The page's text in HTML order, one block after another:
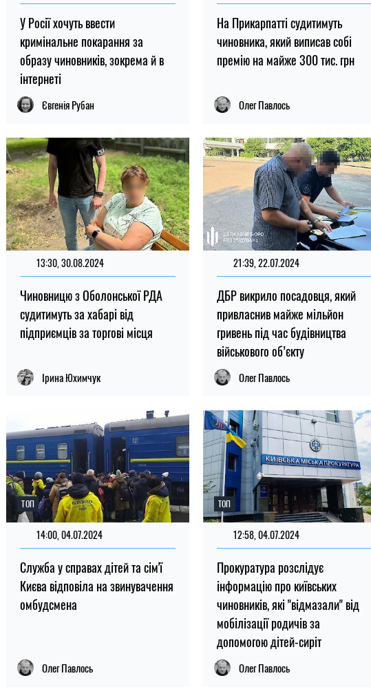
У Росії хочуть ввести
кримінальне покарання за
образу чиновників, зокрема й в
інтернеті
Євгенія Рубан
На Прикарпатті судитимуть
чиновника, який виписав собі
премію на майже 300 тис. грн
Олег Павлось
13:30, 30.08.2024
Чиновницю з Оболонської РДА
судитимуть за хабарі від
підприємців за торгові місця
Ірина Юхимчук
21:39, 22.07.2024
ДБР викрило посадовця, який
привласнив майже мільйон
гривень під час будівництва
військового об’єкту
Олег Павлось
ТОП
14:00, 04.07.2024
Служба у справах дітей та сім'ї
Києва відповіла на звинувачення
омбудсмена
Олег Павлось
ТОП
12:58, 04.07.2024
Прокуратура розслідує
інформацію про київських
чиновників, які "відмазали" від
мобілізації родичів за
допомогою дітей-сиріт
Олег Павлось